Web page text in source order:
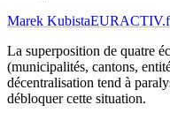
Marek Kubista
La superposition de quatre
(municipalités, cantons,
décentralisation tend à
débloquer cette situation.